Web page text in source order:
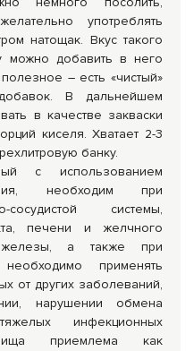
употреблять
натощак. Вкус такого
можно добавить в него
– есть «чистый»
В дальнейшем
в качестве закваски
киселя. Хватает 2-3
банку.
с использованием
необходим при
сосудистой системы,
печени и желчного
железы, а также при
применять
от других заболеваний,
нарушении обмена
инфекционных
приемлема как